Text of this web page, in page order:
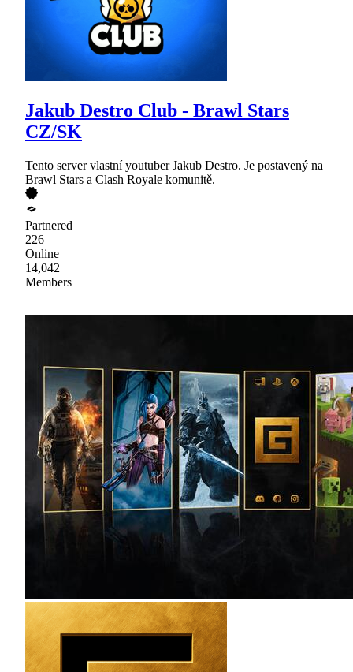
Jakub Destro Club - Brawl Stars
CZ/SK
Tento server vlastní youtuber Jakub Destro. Je postavený na
Brawl Stars a Clash Royale komunitě.
Partnered
226
Online
14,042
Members